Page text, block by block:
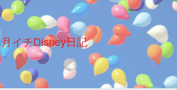
月イチDisney日記